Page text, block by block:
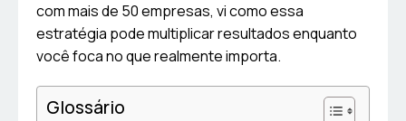
com mais de 50 empresas, vi como essa
estratégia pode multiplicar resultados enquanto
você foca no que realmente importa.
Glossário